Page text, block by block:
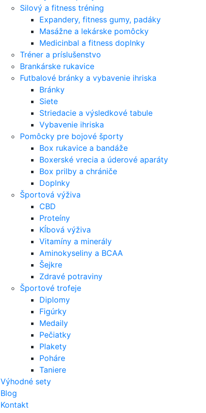
Silový a fitness tréning
Expandery, fitness gumy, padáky
Masážne a lekárske pomôcky
Medicinbal a fitness doplnky
Tréner a príslušenstvo
Brankárske rukavice
Futbalové bránky a vybavenie ihriska
Bránky
Siete
Striedacie a výsledkové tabule
Vybavenie ihriska
Pomôcky pre bojové športy
Box rukavice a bandáže
Boxerské vrecia a úderové aparáty
Box prilby a chrániče
Doplnky
Športová výživa
CBD
Proteíny
Kĺbová výživa
Vitamíny a minerály
Aminokyseliny a BCAA
Šejkre
Zdravé potraviny
Športové trofeje
Diplomy
Figúrky
Medaily
Pečiatky
Plakety
Poháre
Taniere
Výhodné sety
Blog
Kontakt